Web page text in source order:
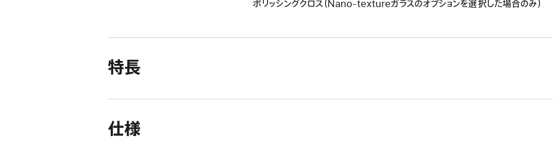
ま
き
す。
ま
ポリッシングクロス（Nano-textureガラスのオプションを選択した場合のみ）
特長
仕様